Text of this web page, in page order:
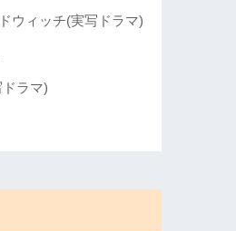
ウィッチ(実写ドラマ)
ラマ)